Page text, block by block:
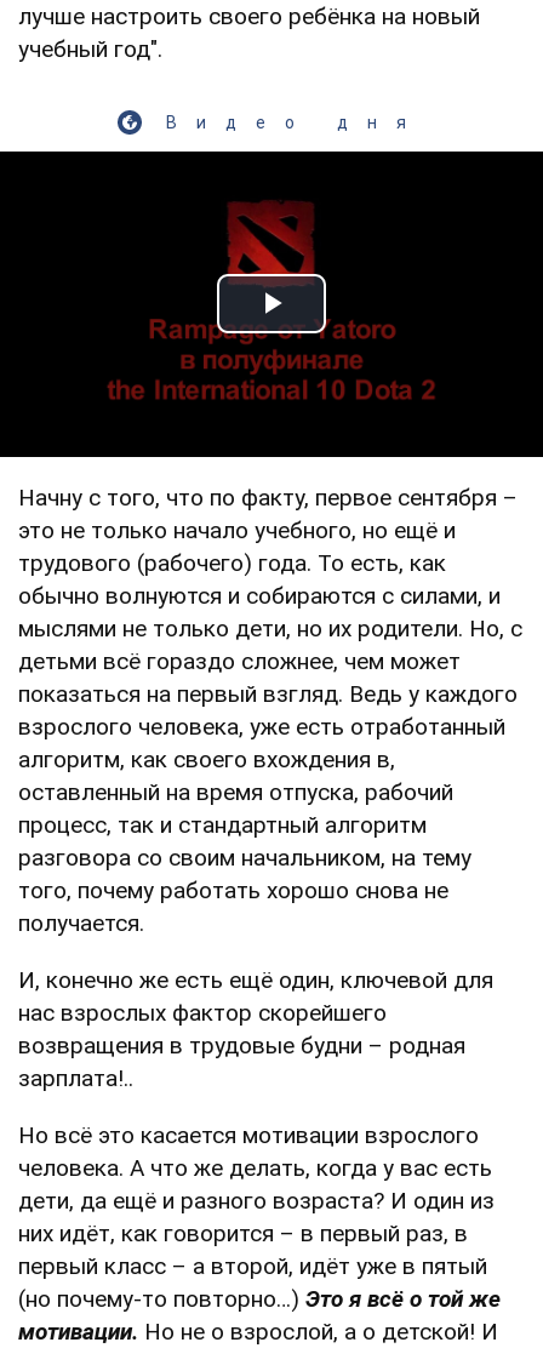
лучше настроить своего ребёнка на новый
учебный год".
Видео дня
Play Video
Начну с того, что по факту, первое сентября –
это не только начало учебного, но ещё и
трудового (рабочего) года. То есть, как
обычно волнуются и собираются с силами, и
мыслями не только дети, но их родители. Но, с
детьми всё гораздо сложнее, чем может
показаться на первый взгляд. Ведь у каждого
взрослого человека, уже есть отработанный
алгоритм, как своего вхождения в,
оставленный на время отпуска, рабочий
процесс, так и стандартный алгоритм
разговора со своим начальником, на тему
того, почему работать хорошо снова не
получается.
И, конечно же есть ещё один, ключевой для
нас взрослых фактор скорейшего
возвращения в трудовые будни – родная
зарплата!..
Но всё это касается мотивации взрослого
человека. А что же делать, когда у вас есть
дети, да ещё и разного возраста? И один из
них идёт, как говорится – в первый раз, в
первый класс – а второй, идёт уже в пятый
(но почему-то повторно…) Это я всё о той же
мотивации. Но не о взрослой, а о детской! И